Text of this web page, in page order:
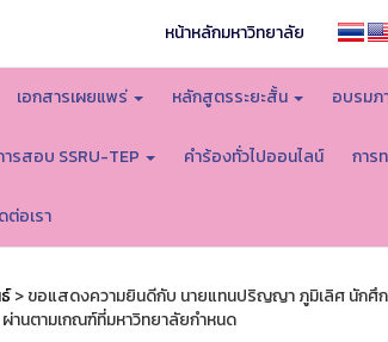
หน้าหลักมหาวิทยาลัย
เอกสารเผยแพร่ หลักสูตรระยะสั้น อบรมภ
รสอบ SSRU-TEP คำร้องทั่วไปออนไลน์ การ
ต่อเรา
> ขอแสดงความยินดีกับ นายแทนปริญญา ภูมิเลิศ นัก
นตามเกณฑ์ที่มหาวิทยาลัยกำหนด